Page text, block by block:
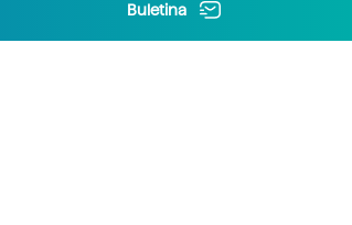
Buletina